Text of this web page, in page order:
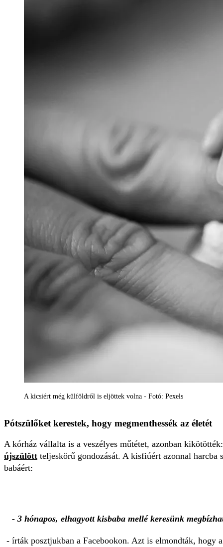
A kicsiért még külföldről is eljöttek volna - Fotó: Pexels
Pótszülőket kerestek, hogy megmenthessék az életét
A kórház vállalta is a veszélyes műtétet, azonban
újszülött teljeskörű gondozását. A kisfiúért azonnal
babáért:
- 3 hónapos, elhagyott kisbaba mellé keresünk
- írták posztjukban a Facebookon. Azt is elmondták, hogy